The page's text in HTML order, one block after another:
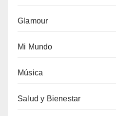
Glamour
Mi Mundo
Música
Salud y Bienestar